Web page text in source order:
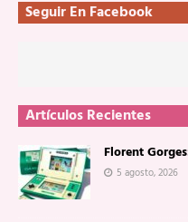
Seguir En Facebook
Artículos Recientes
Florent
5 agosto, 2026